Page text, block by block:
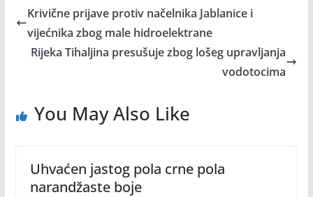
Krivične prijave protiv načelnika Jablanice i
vijećnika zbog male hidroelektrane
Rijeka Tihaljina presušuje zbog lošeg upravljanja
vodotocima
You May Also Like
Uhvaćen jastog pola crne pola
narandžaste boje